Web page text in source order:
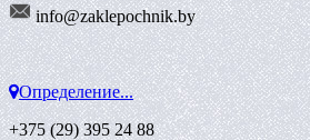
info@zaklepochnik.by
Определение...
+375 (29)395 24 88